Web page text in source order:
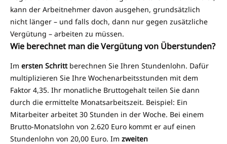
kann der Arbeitnehmer davon ausgehen, grundsätzlich
nicht länger – und falls doch, dann nur gegen zusätzliche
Vergütung – arbeiten zu müssen.
Wie berechnet man die Vergütung von Überstunden?
Im ersten Schrittberechnen Sie Ihren Stundenlohn. Dafür
multiplizieren Sie Ihre Wochenarbeitsstunden mit dem
Faktor 4,35. Ihr monatliche Bruttogehalt teilen Sie dann
durch die ermittelte Monatsarbeitszeit. Beispiel: Ein
Mitarbeiter arbeitet 30 Stunden in der Woche. Bei einem
Brutto-Monatslohn von 2.620 Euro kommt er auf einen
Stundenlohn von 20,00 Euro. Im zweiten